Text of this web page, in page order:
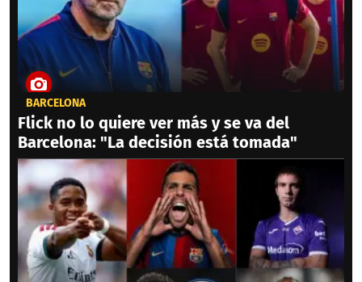
BARCELONA
Flick no lo quiere ver más y se va del
Barcelona: "La decisión está tomada"